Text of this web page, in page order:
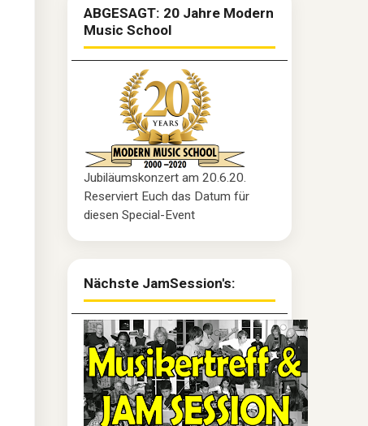
ABGESAGT: 20 Jahre Modern
Music School
Jubiläumskonzert am 20.6.20.
Reserviert Euch das Datum für
diesen Special-Event
Nächste JamSession's: